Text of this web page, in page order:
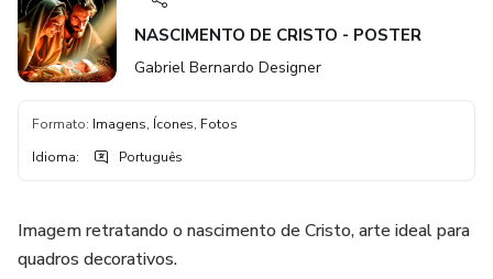
NASCIMENTO DE CRISTO - POSTER
Gabriel Bernardo Designer
Formato: Imagens, Ícones, Fotos
Idioma: Português
Imagem retratando o nascimento de Cristo, arte ideal para
quadros decorativos.